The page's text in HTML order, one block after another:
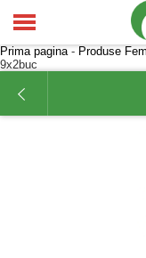
Prima pagina- Produse
9x2buc